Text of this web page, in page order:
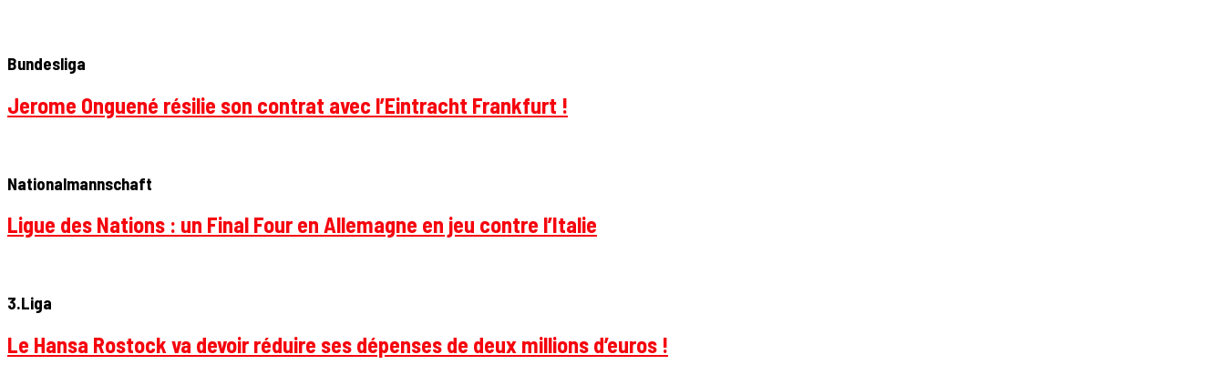
Bundesliga
Jerome Onguené résilie son contrat avec l’Eintracht Frankfurt !
Nationalmannschaft
Ligue des Nations : un Final Four en Allemagne en jeu contre l’Italie
3.Liga
Le Hansa Rostock va devoir réduire ses dépenses de deux millions d’euros !